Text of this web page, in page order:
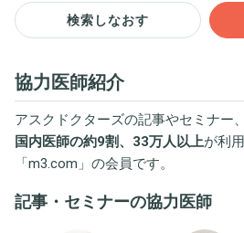
検索しなおす
協力医師紹介
アスクドクターズの記事やセミナー
国内医師の約9割、33万人以上が利
「m3.com 」の会員です。
記事・セミナーの協力医師